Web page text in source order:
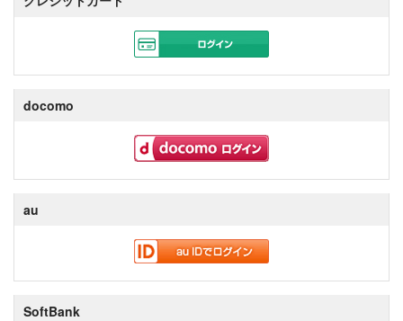
docomo
au
SoftBank